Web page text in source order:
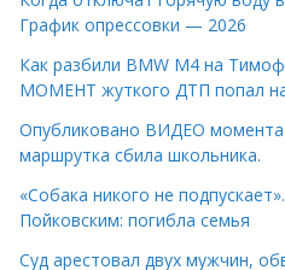
График опрессовки — 2026
Как разбили BMW M4 на
МОМЕНТ жуткого ДТП попал
Опубликовано ВИДЕО
маршрутка сбила школьника.
«Собака никого не
Пойковским: погибла семья
Суд арестовал двух мужчин,